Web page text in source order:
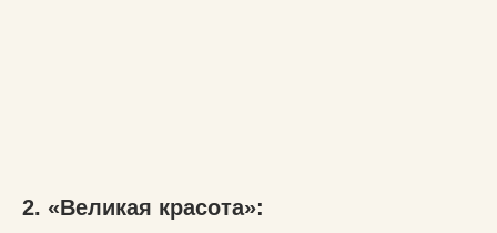
2. «Великая красота»: